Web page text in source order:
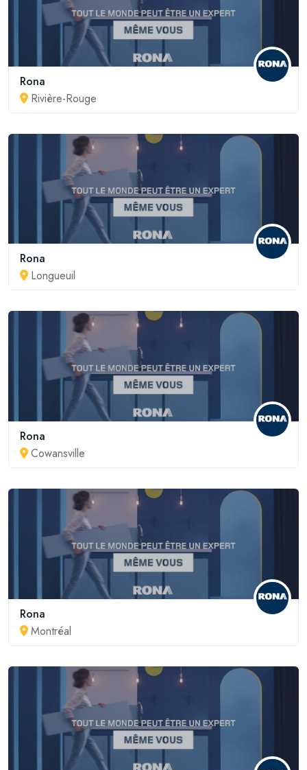
Rona
Rivière-Rouge
Rona
Longueuil
Rona
Cowansville
Rona
Montréal